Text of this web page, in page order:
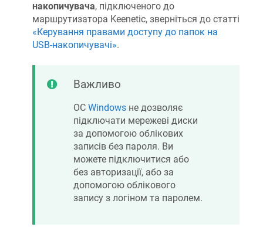
накопичувача, підключеного до
маршрутизатора Keenetic, зверніться до статті
«Керування правами доступу до папок на
USB-накопичувачі».
Важливо
ОС Windows не дозволяє
підключати мережеві диски
за допомогою облікових
записів без пароля. Ви
можете підключитися або
без авторизації, або за
допомогою облікового
запису з логіном та паролем.